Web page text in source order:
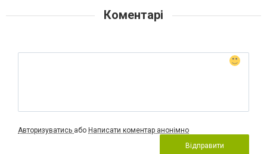
Коментарі
Авторизуватись або Написати коментар анонімно
Відправити